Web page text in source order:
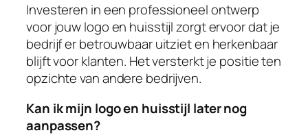
Investeren in een professioneel ontwerp
voor jouw logo en huisstijl zorgt ervoor dat je
bedrijf er betrouwbaar uitziet en herkenbaar
blijft voor klanten. Het versterkt je positie ten
opzichte van andere bedrijven.
Kan ik mijn logo en huisstijl later nog
aanpassen?